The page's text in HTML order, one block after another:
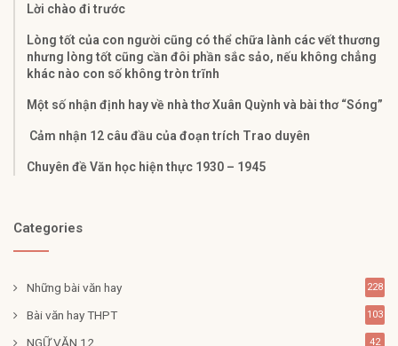
Lời chào đi trước
Lòng tốt của con người cũng có thể chữa lành các vết thương
nhưng lòng tốt cũng cần đôi phần sắc sảo, nếu không chẳng
khác nào con số không tròn trĩnh
Một số nhận định hay về nhà thơ Xuân Quỳnh và bài thơ “Sóng”
Cảm nhận 12 câu đầu của đoạn trích Trao duyên
Chuyên đề Văn học hiện thực 1930 – 1945
Categories
Những bài văn hay 228
Bài văn hay THPT 103
NGỮ VĂN 12 42